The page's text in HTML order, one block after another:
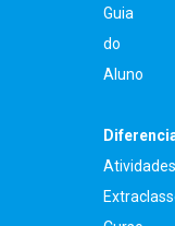
Guia
do
Aluno
Atividades